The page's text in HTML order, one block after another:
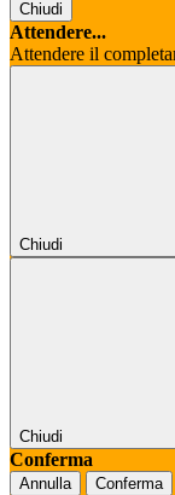
Chiudi
Attendere...
Attendere il
Chiudi
Chiudi
Conferma
Annulla Conferma